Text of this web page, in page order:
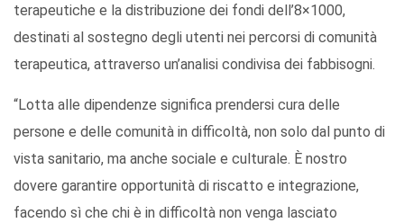
terapeutiche e la distribuzione dei fondi dell’8×1000,
destinati al sostegno degli utenti nei percorsi di comunità
terapeutica, attraverso un’analisi condivisa dei fabbisogni.
“Lotta alle dipendenze significa prendersi cura delle
persone e delle comunità in difficoltà, non solo dal punto di
vista sanitario, ma anche sociale e culturale. È nostro
dovere garantire opportunità di riscatto e integrazione,
facendo sì che chi è in difficoltà non venga lasciato